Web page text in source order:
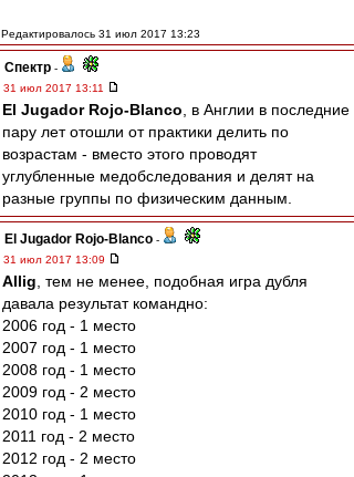
Редактировалось 31 июл 2017 13:23
Спектр -
31 июл 2017 13:11
El Jugador Rojo-Blanco , в Англии в последние
пару лет отошли от практики делить по
возрастам - вместо этого проводят
углубленные медобследования и делят на
разные группы по физическим данным.
El Jugador Rojo-Blanco -
31 июл 2017 13:09
Allig , тем не менее, подобная игра дубля
давала результат командно:
2006 год - 1 место
2007 год - 1 место
2008 год - 1 место
2009 год - 2 место
2010 год - 1 место
2011 год - 2 место
2012 год - 2 место